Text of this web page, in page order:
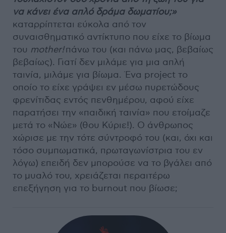
να κάνει ένα απλό δράμα δωματίου;»
καταρρίπτεται εύκολα από τον
συναισθηματικό αντίκτυπο που είχε το βίωμα
του mother!πάνω του (και πάνω μας, βεβαίως
βεβαίως). Γιατί δεν μιλάμε για μια απλή
ταινία, μιλάμε για βίωμα. Ένα project το
οποίο το είχε γράψει εν μέσω πυρετώδους
φρενίτιδας εντός πενθημέρου, αφού είχε
παρατήσει την «παιδική ταινία» που ετοίμαζε
μετά το «Νώε» (θου Κύριε!). Ο άνθρωπος
χώρισε με την τότε σύντροφό του (και, όχι και
τόσο συμπωματικά, πρωταγωνίστρια του εν
λόγω) επειδή δεν μπορούσε να το βγάλει από
το μυαλό του, χρειάζεται περαιτέρω
επεξήγηση για το burnout που βίωσε;